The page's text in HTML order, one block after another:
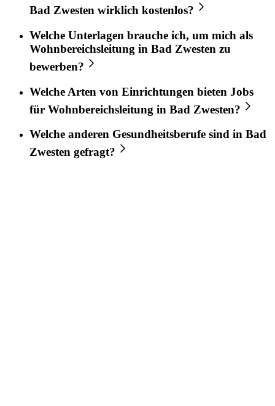
Bad Zwesten wirklich kostenlos?
Welche Unterlagen brauche ich, um mich als
Wohnbereichsleitung in Bad Zwesten zu
bewerben?
Welche Arten von Einrichtungen bieten Jobs
für Wohnbereichsleitung in Bad Zwesten?
Welche anderen Gesundheitsberufe sind in Bad
Zwesten gefragt?